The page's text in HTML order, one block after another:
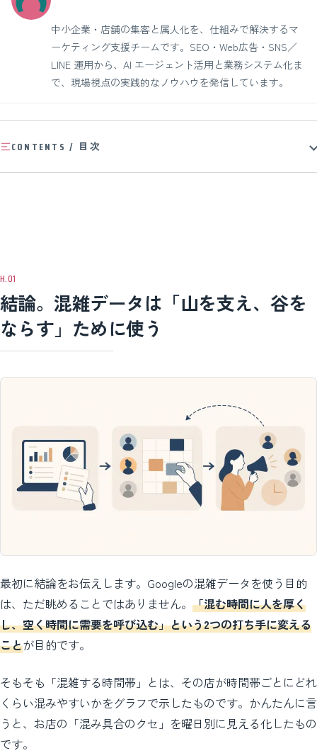
中小企業・店舗の集客と属人化を、仕組みで解決するマ
ーケティング支援チームです。SEO・Web広告・SNS／
LINE 運用から、AI エージェント活用と業務システム化ま
で、現場視点の実践的なノウハウを発信しています。
CONTENTS / 目次
結論。混雑データは「山を支え、谷を
ならす」ために使う
最初に結論をお伝えします。Googleの混雑データを使う目的
は、ただ眺めることではありません。 「混む時間に人を厚く
し、空く時間に需要を呼び込む」という2つの打ち手に変える
ことが目的です。
そもそも「混雑する時間帯」とは、その店が時間帯ごとにどれ
くらい混みやすいかをグラフで示したものです。かんたんに言
うと、お店の「混み具合のクセ」を曜日別に見える化したもの
です。